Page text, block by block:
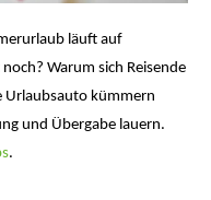
läuft auf
Warum sich Reisende
Urlaubsauto kümmern
und Übergabe lauern.
.